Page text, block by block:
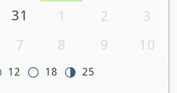
31 1 2
3
7 8 9 10
12 18 25